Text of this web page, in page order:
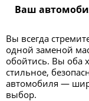
Ваш
Вы всегда
одной заменой
обойтись. Вы оба
стильное,
автомобиля —
выбор.